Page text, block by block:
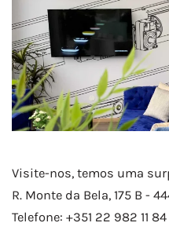
Visite-nos, temos uma
R. Monte da Bela, 175 B -
Telefone: +351 22 982 11 84